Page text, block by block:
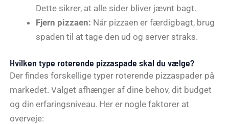
Dette sikrer, at alle sider bliver jævnt bagt.
Fjern pizzaen: Når pizzaen er færdigbagt, brug
spaden til at tage den ud og server straks.
Hvilken type roterende pizzaspade skal du vælge?
Der findes forskellige typer roterende pizzaspader på
markedet. Valget afhænger af dine behov, dit budget
og din erfaringsniveau. Her er nogle faktorer at
overveje: